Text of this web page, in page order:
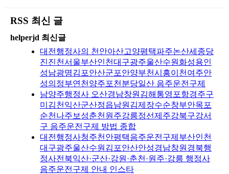
RSS 최신 글
helperjd 최신글
대전행정사의 천안아산고양평택파주논산세종당
진진천서울부산인천대구광주울산수원화성용인
성남광명김포안산군포안양부천시흥이천여주안
성의정부연천양주포천분당일산 음주운전구제
남양주행정사 오산경남창원김해통영포항경주구
미김천익산군산정읍남원김제장수순창부안목포
순천나주보성춘천원주강릉정선제주강북구강서
구 음주운전구제 방법 종합
대전행정사청주천안평택음주운전구제부산인천
대구광주울산수원김포안산안성경남창원경북행
정사전북익산·군산·강원·춘천·원주·강릉 행정사
음주운전구제 안내 인스타